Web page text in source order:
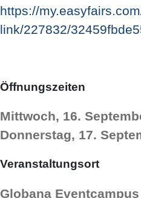
https://
link/227832/
Öffnungszeiten
Mittwoch, 16.
Donnerstag, 17.
Veranstaltungsort
Globana Eventcampus